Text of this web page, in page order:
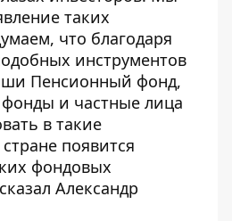
таких
что благодаря
инструментов
Пенсионный фонд,
и частные лица
в такие
появится
фондовых
Александр